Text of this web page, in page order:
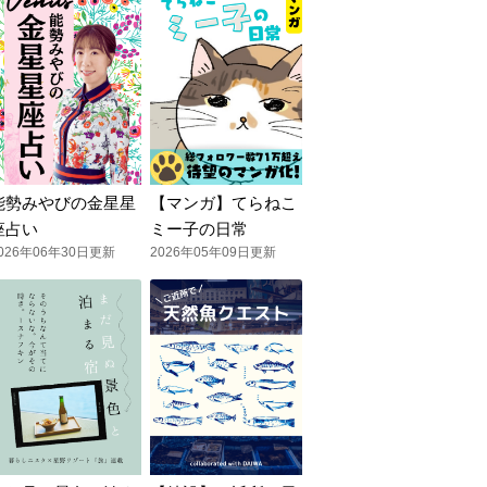
勢みやびの金星星
占い
年06年30日更新
【マンガ】てらねこ
ミー子の日常
2026年05年09日更新